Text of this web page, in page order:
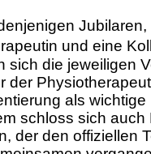
und eine
sich die jeweiligen
der
als
schloss sich
der den offiziellen